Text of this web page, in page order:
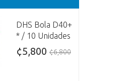
DHS Bola D40+
* / 10 Unidades
¢5,800 ¢6,800